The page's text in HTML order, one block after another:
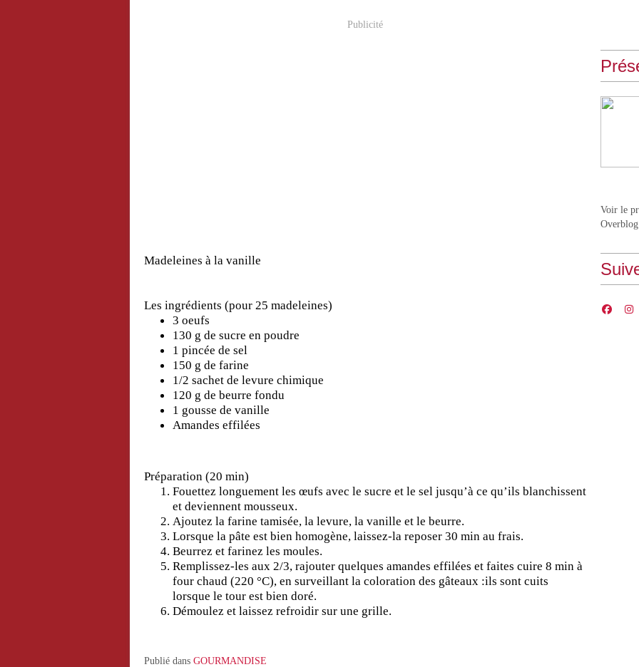
Publicité
Madeleines à la vanille
Les ingrédients (pour 25 madeleines)
3 oeufs
130 g de sucre en poudre
1 pincée de sel
150 g de farine
1/2 sachet de levure chimique
120 g de beurre fondu
1 gousse de vanille
Amandes effilées
Préparation (20 min)
Fouettez longuement les œufs avec le sucre et le sel jusqu’à ce qu’ils blanchissent
et deviennent mousseux.
Ajoutez la farine tamisée, la levure, la vanille et le beurre.
Lorsque la pâte est bien homogène, laissez-la reposer 30 min au frais.
Beurrez et farinez les moules.
Remplissez-les aux 2/3, rajouter quelques amandes effilées et faites cuire 8 min à
four chaud (220 °C), en surveillant la coloration des gâteaux :ils sont cuits
lorsque le tour est bien doré.
Démoulez et laissez refroidir sur une grille.
Publié dans GOURMANDISE
Voir le
Overblog